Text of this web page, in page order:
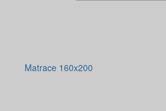
Matrace 160x200